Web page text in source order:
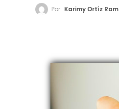
Por: Karimy Ortíz Ramos